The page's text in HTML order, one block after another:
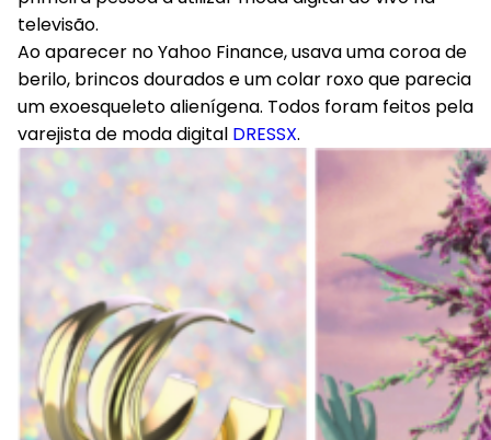
televisão.
Ao aparecer no Yahoo Finance, usava uma coroa de
berilo, brincos dourados e um colar roxo que parecia
um exoesqueleto alienígena. Todos foram feitos pela
varejista de moda digital DRESSX.